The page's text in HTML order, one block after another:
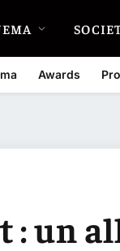
Awards
: un